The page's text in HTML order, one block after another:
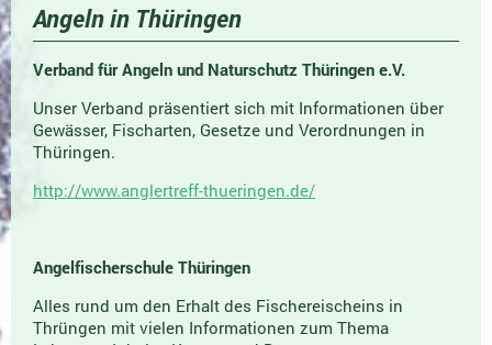
Angeln in Thüringen
Verband für Angeln und Naturschutz Thüringen e.V.
Unser Verband präsentiert sich mit Informationen über
Gewässer, Fischarten, Gesetze und Verordnungen in
Thüringen.
http://www.anglertreff-thueringen.de/
Angelfischerschule Thüringen
Alles rund um den Erhalt des Fischereischeins in
Thrüngen mit vielen Informationen zum Thema